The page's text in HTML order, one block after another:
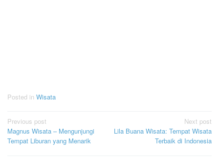
Posted in Wisata
Post
navigation
Previous post
Magnus Wisata – Mengunjungi
Tempat Liburan yang Menarik
Next post
Lila Buana Wisata: Tempat Wisata
Terbaik di Indonesia